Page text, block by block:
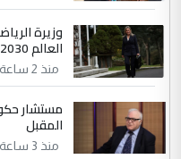
سردار
التعليق : واحد من
جنسية الرافد
ابا فرات ...
الموضوع :
مضجعيك يابن الزنا
وزيرة
العالم 2030 في إسبانيا
منذ 2 ساعة
مستشار
المقبل
منذ 3 ساعة